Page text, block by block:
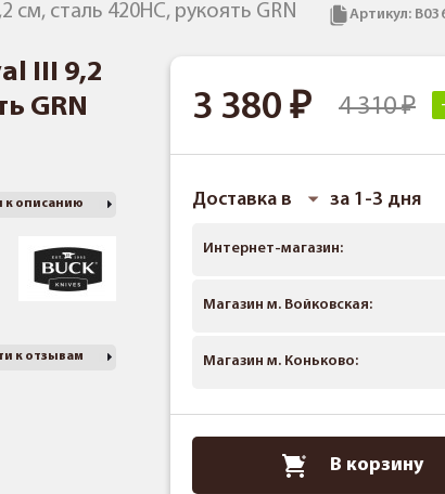
см, сталь 420HC, рукоять GRN Артикул:
III 9,2
GRN
к описанию
к отзывам
3 380 4 310
Доставка в за 1-3 дня
Интернет-магазин:
Магазин м. Войковская:
Магазин м. Коньково:
В корзину